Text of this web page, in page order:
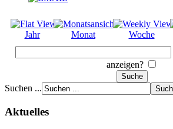
Jahr Monat Woche
anzeigen?
Suchen ...
Aktuelles